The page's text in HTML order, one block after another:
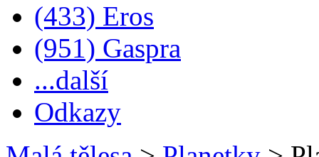
(433) Eros
(951) Gaspra
...další
Odkazy